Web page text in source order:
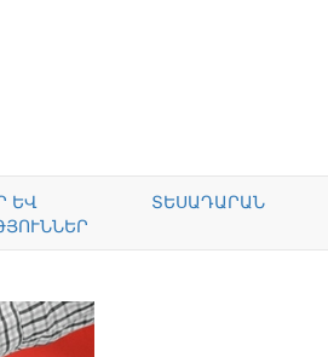
ԵՎ
ՏԵՍԱԴԱՐԱՆ